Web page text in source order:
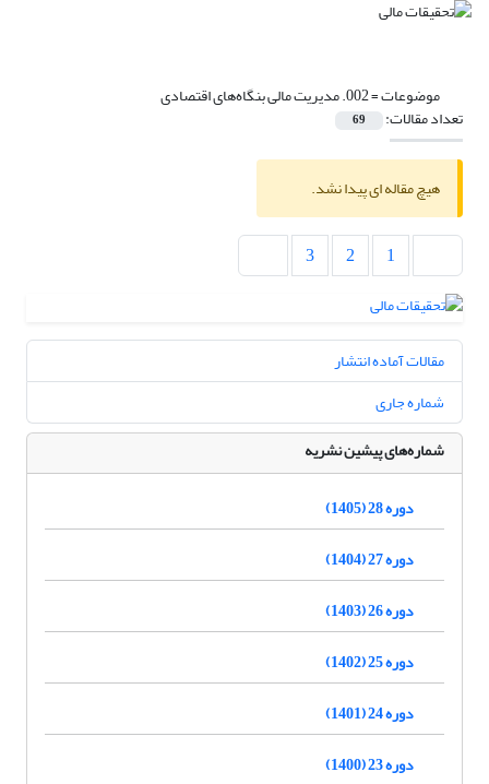
موضوعات =002. مدیریت مالی بنگاه‌های اقتصادی
تعداد مقالات: 69
هیچ مقاله ای پیدا نشد.
1
2
3
مقالات آماده انتشار
شماره جاری
شماره‌های پیشین نشریه
دوره 28 (1405)
دوره 27 (1404)
دوره 26 (1403)
دوره 25 (1402)
دوره 24 (1401)
دوره 23 (1400)